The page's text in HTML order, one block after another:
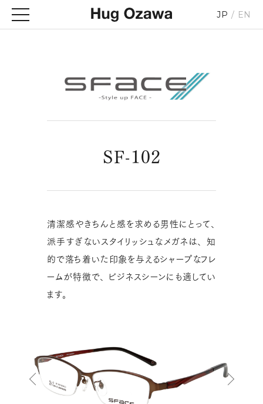
JP EN
SF-102
清潔感やきちんと感を求める男性にとって、
派手すぎないスタイリッシュなメガネは、 知
的で落ち着いた印象を与えるシャープなフレ
ームが特徴で、 ビジネスシーンにも適してい
ます。